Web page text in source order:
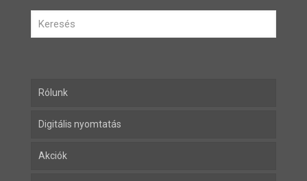
Rólunk
Digitális nyomtatás
Akciók